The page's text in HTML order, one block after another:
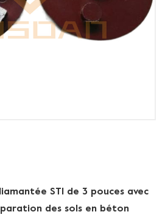
STI de 3 pouces avec
des sols en béton